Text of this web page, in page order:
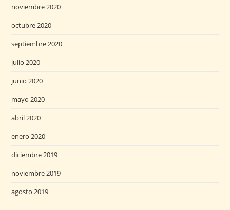
noviembre 2020
octubre 2020
septiembre 2020
julio 2020
junio 2020
mayo 2020
abril 2020
enero 2020
diciembre 2019
noviembre 2019
agosto 2019